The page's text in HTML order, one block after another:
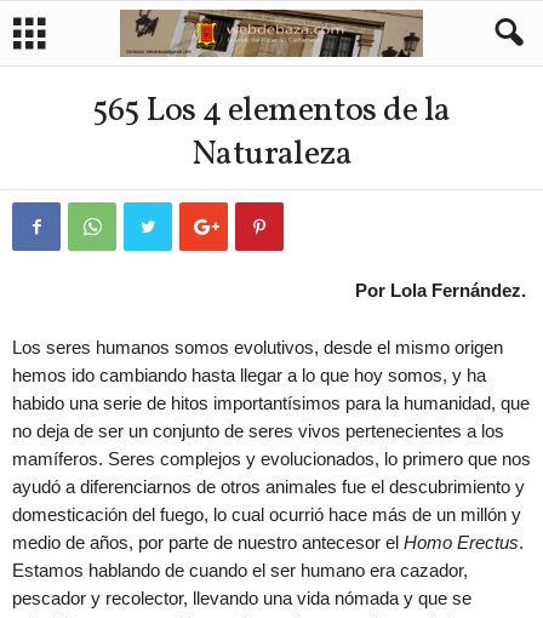
565 Los 4 elementos de la
Naturaleza
Por Lola Fernández.
Los seres humanos somos evolutivos, desde el mismo origen
hemos ido cambiando hasta llegar a lo que hoy somos, y ha
habido una serie de hitos importantísimos para la humanidad, que
no deja de ser un conjunto de seres vivos pertenecientes a los
mamíferos. Seres complejos y evolucionados, lo primero que nos
ayudó a diferenciarnos de otros animales fue el descubrimiento y
domesticación del fuego, lo cual ocurrió hace más de un millón y
medio de años, por parte de nuestro antecesor el Homo Erectus.
Estamos hablando de cuando el ser humano era cazador,
pescador y recolector, llevando una vida nómada y que se